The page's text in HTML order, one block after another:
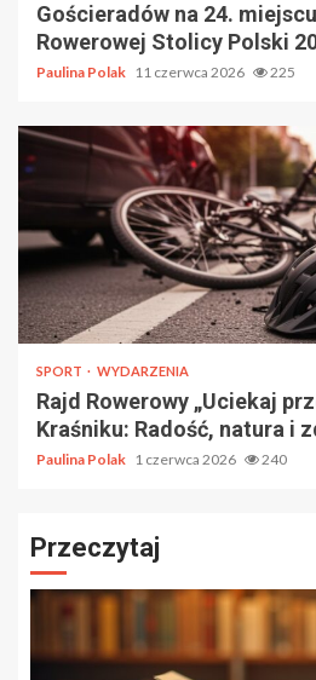
Gościeradów na 24.
Rowerowej Stolicy Polski
Paulina Polak 11 czerwca 2026 225
SPORT WYDARZENIA
Rajd Rowerowy „Uciekaj
Kraśniku: Radość, natura i
Paulina Polak 1 czerwca 2026 240
Przeczytaj